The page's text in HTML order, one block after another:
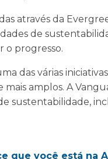
através da
de
o progresso.
das várias
amplos. A
sustentabilidade,
que você está na